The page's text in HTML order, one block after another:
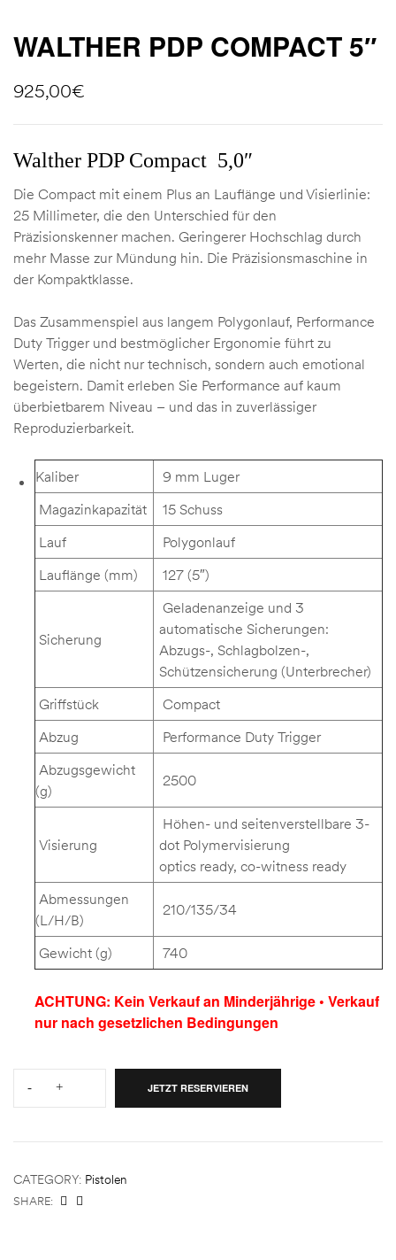
WALTHER PDP COMPACT 5″
925,00€
Walther PDP Compact 5,0″
Die Compact mit einem Plus an Lauflänge und Visierlinie:
25 Millimeter, die den Unterschied für den
Präzisionskenner machen. Geringerer Hochschlag durch
mehr Masse zur Mündung hin. Die Präzisionsmaschine in
der Kompaktklasse.
Das Zusammenspiel aus langem Polygonlauf, Performance
Duty Trigger und bestmöglicher Ergonomie führt zu
Werten, die nicht nur technisch, sondern auch emotional
begeistern. Damit erleben Sie Performance auf kaum
überbietbarem Niveau – und das in zuverlässiger
Reproduzierbarkeit.
Kaliber
9 mm Luger
Magazinkapazität
15 Schuss
Lauf
Polygonlauf
Lauflänge (mm)
127 (5″)
Sicherung
Geladenanzeige und 3
automatische Sicherungen:
Abzugs-, Schlagbolzen-,
Schützensicherung (Unterbrecher)
Griffstück
Compact
Abzug
Performance Duty Trigger
Abzugsgewicht
(g)
2500
Visierung
Höhen- und seitenverstellbare 3-
dot Polymervisierung
optics ready, co-witness ready
Abmessungen
(L/H/B)
210/135/34
Gewicht (g) 740
ACHTUNG: Kein Verkauf an Minderjährige • Verkauf
nur nach gesetzlichen Bedingungen
- + JETZT RESERVIEREN
CATEGORY: Pistolen
SHARE: